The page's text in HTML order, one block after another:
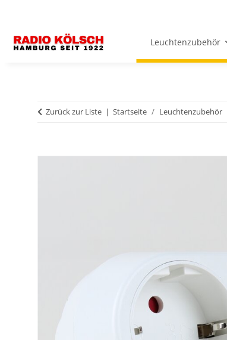
Leuchtenzubehör
Zurück zur Liste Startseite Leuchtenzubehör